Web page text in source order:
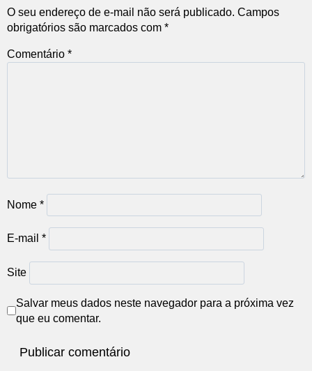
O seu endereço de e-mail não será publicado. Campos
obrigatórios são marcados com *
Comentário *
Nome *
E-mail *
Site
Salvar meus dados neste navegador para a próxima vez
que eu comentar.